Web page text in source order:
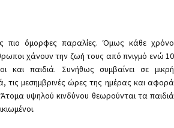
πιο όμορφες παραλίες. Όμως κάθε χρόνο
χάνουν την ζωή τους από πνιγμό ενώ 10
και παιδιά. Συνήθως συμβαίνει σε μικρή
τις μεσημβρινές ώρες της ημέρας και αφορά
υψηλού κινδύνου θεωρούνται τα παιδιά